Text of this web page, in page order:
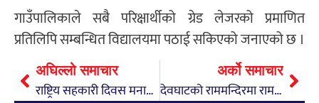
गाउँपालिकाले सबै परिक्षार्थीको ग्रेड लेजरको प्रमाणित
प्रतिलिपि सम्बन्धित विद्यालयमा पठाई सकिएको जनाएको छ ।
अघिल्लो समाचार
राष्ट्रिय सहकारी दिवस मनाईयो
अर्को समाचार
देवघाटको राममन्दिरमा रामचन्द्र, सीता र लक्ष्मणको मुर्ती प्राण प्रतिष्ठा गरिने